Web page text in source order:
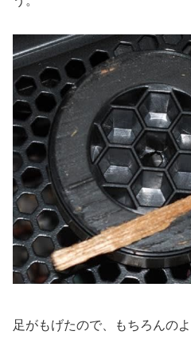
足がもげたので、もちろんの